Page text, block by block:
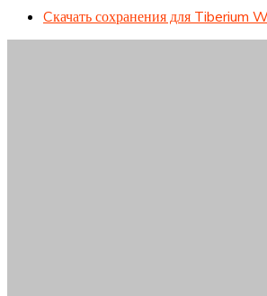
Cкачать сохранения для Tiberium